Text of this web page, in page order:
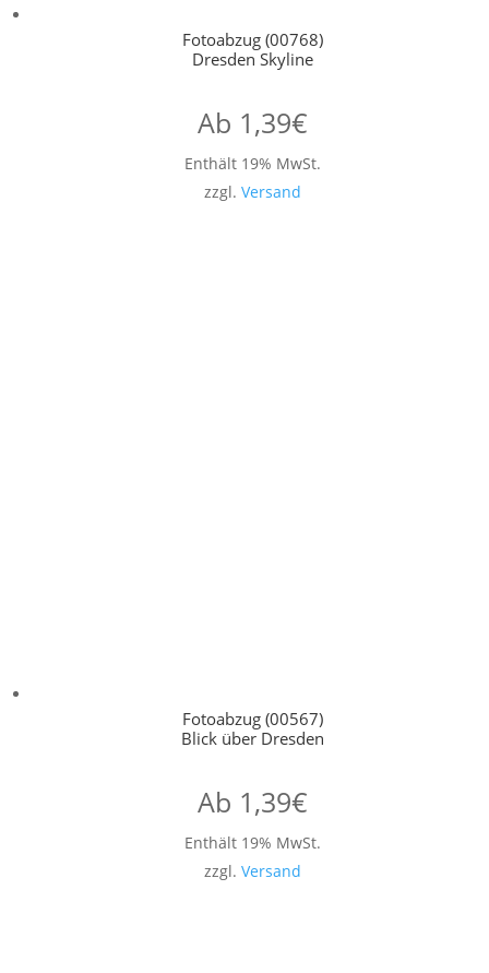
Fotoabzug (00768)
Dresden Skyline
Ab 1,39€
Enthält 19% MwSt.
zzgl. Versand
Fotoabzug (00567)
Blick über Dresden
Ab 1,39€
Enthält 19% MwSt.
zzgl. Versand